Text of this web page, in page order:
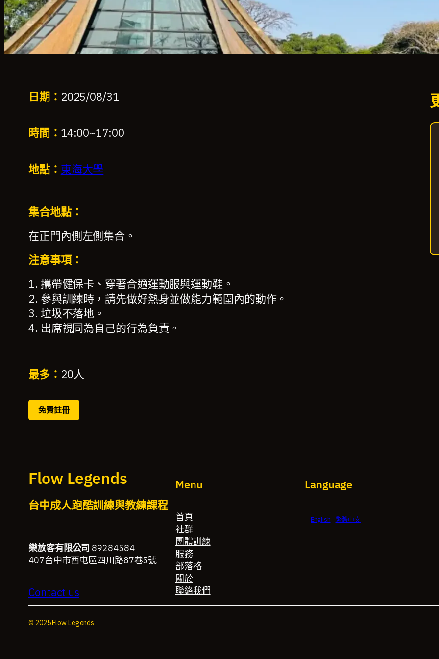
日期： 2025/08/31
時間： 14:00~17:00
地點： 東海大學
集合地點：
在正門內側左側集合。
注意事項：
1. 攜帶健保卡、穿著合適運動服與運動鞋。
2. 參與訓練時，請先做好熱身並做能力範圍內的動作。
3. 垃圾不落地。
4. 出席視同為自己的行為負責。
最多： 20人
免費註冊
Flow Legends
台中成人跑酷訓練與教練課程
樂放客有限公司 89284584
407台中市西屯區四川路87巷5號
Contact us
Menu
首頁
社群
團體訓練
服務
部落格
關於
聯絡我們
Language
English 繁體中文
© 2025 Flow Legends